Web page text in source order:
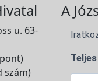
u. 63-
szám)
A